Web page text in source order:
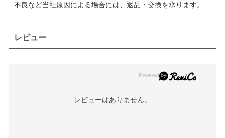
不良など当社原因による場合には、返品・交換を承ります。
レビュー
レビューはありません。